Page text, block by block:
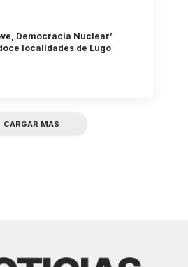
Democracia Nuclear’
localidades de Lugo
CARGAR MAS